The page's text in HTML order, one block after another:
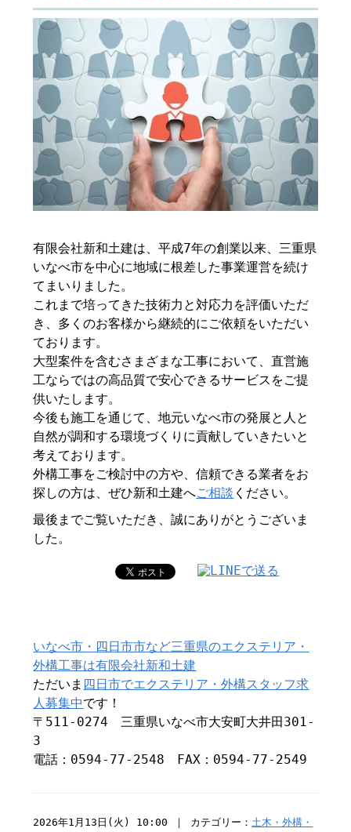
有限会社新和土建は、平成7年の創業以来、三重県
いなべ市を中心に地域に根差した事業運営を続け
てまいりました。
これまで培ってきた技術力と対応力を評価いただ
き、多くのお客様から継続的にご依頼をいただい
ております。
大型案件を含むさまざまな工事において、直営施
工ならではの高品質で安心できるサービスをご提
供いたします。
今後も施工を通じて、地元いなべ市の発展と人と
自然が調和する環境づくりに貢献していきたいと
考えております。
外構工事をご検討中の方や、信頼できる業者をお
探しの方は、ぜひ新和土建へご相談 ください。
最後までご覧いただき、誠にありがとうございま
した。
いなべ市・四日市市など三重県のエクステリア・
外構工事は有限会社新和土建
ただいま 四日市でエクステリア・外構スタッフ求
人募集中です！
〒511-0274 三重県いなべ市大安町大井田301-
3
電話：0594-77-2548 FAX：0594-77-2549
2026年1月13日(火) 10:00 ｜ カテゴリー：土木・外構・